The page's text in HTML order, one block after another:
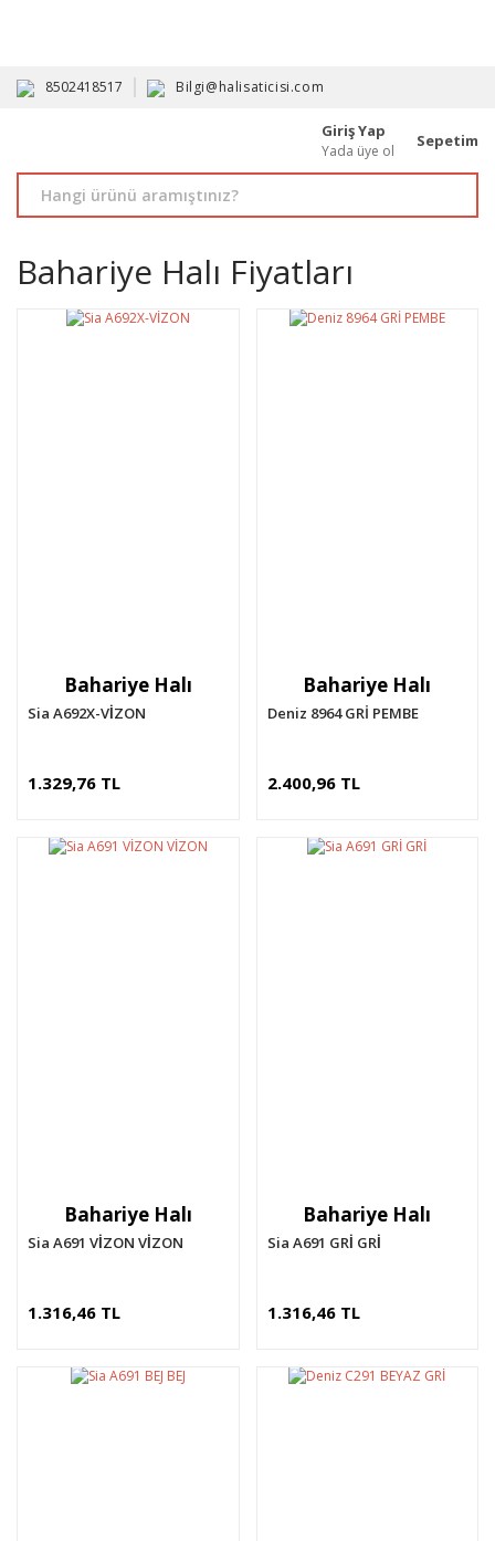
8502418517 Bilgi@halisaticisi.com
Giriş Yap
Yada üye ol
Sepetim
Bahariye Halı Fiyatları
Bahariye Halı
Sia A692X-VİZON
1.329,76 TL
Bahariye Halı
Deniz 8964 GRİ PEMBE
2.400,96 TL
Bahariye Halı
Sia A691 VİZON VİZON
1.316,46 TL
Bahariye Halı
Sia A691 GRİ GRİ
1.316,46 TL